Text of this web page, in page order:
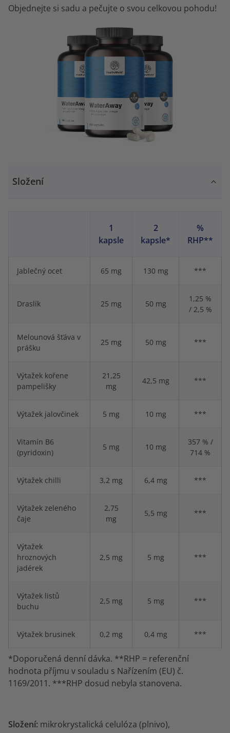
Objednejte si sadu a pečujte o svou celkovou pohodu!
Složení
1
kapsle
2
kapsle*
%
RHP**
Jablečný ocet 65 mg 130 mg ***
Draslík 25 mg 50 mg
1,25 %
/ 2,5 %
Melounová šťáva v
prášku
25 mg 50 mg ***
Výtažek kořene
pampelišky
21,25
mg
42,5 mg ***
Výtažek jalovčinek 5 mg 10 mg ***
Vitamín B6
(pyridoxin)
5 mg 10 mg
357 % /
714 %
Výtažek chilli 3,2 mg 6,4 mg ***
Výtažek zeleného
čaje
2,75
mg
5,5 mg ***
Výtažek
hroznových
jadérek
2,5 mg 5 mg ***
Výtažek listů
buchu
2,5 mg 5 mg ***
Výtažek brusinek 0,2 mg 0,4 mg ***
*Doporučená denní dávka. **RHP = referenční
hodnota příjmu v souladu s Nařízením (EU) č.
1169/2011. ***RHP dosud nebyla stanovena.
Složení: mikrokrystalická celulóza (plnivo),